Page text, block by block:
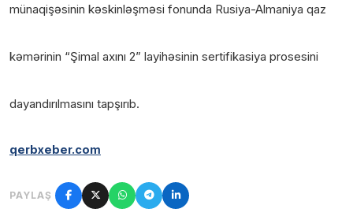
münaqişəsinin kəskinləşməsi fonunda Rusiya-Almaniya qaz
kəmərinin “Şimal axını 2” layihəsinin sertifikasiya prosesini
dayandırılmasını tapşırıb.
qerbxeber.com
PAYLAŞ